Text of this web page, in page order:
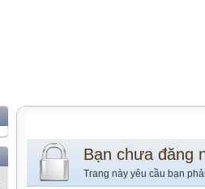
Bạn chưa đăng
Trang này yêu cầu bạn